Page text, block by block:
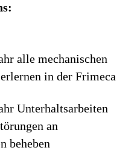
alle mechanischen
in der Frimeca
Unterhaltsarbeiten
an
beheben